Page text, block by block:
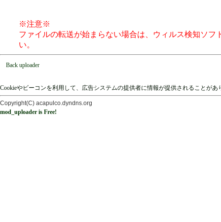
※注意※
ファイルの転送が始まらない場合は、ウィルス検知ソ
い。
Back uploader
Cookieやビーコンを利用して、広告システムの提供者に情報が提供されることが
Copyright(C) acapulco.dyndns.org
mod_uploader is Free!